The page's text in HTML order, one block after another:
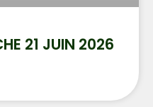
21 JUIN 2026